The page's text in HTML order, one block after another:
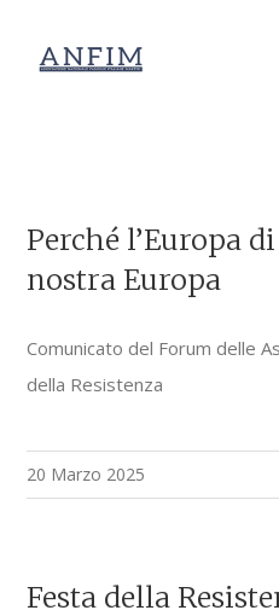
Perché l’Europa
nostra Europa
Comunicato del Forum delle
della Resistenza
20 Marzo 2025
Festa della